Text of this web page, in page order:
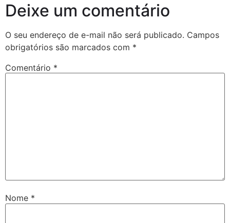
Deixe um comentário
O seu endereço de e-mail não será publicado. Campos
obrigatórios são marcados com *
Comentário *
Nome *